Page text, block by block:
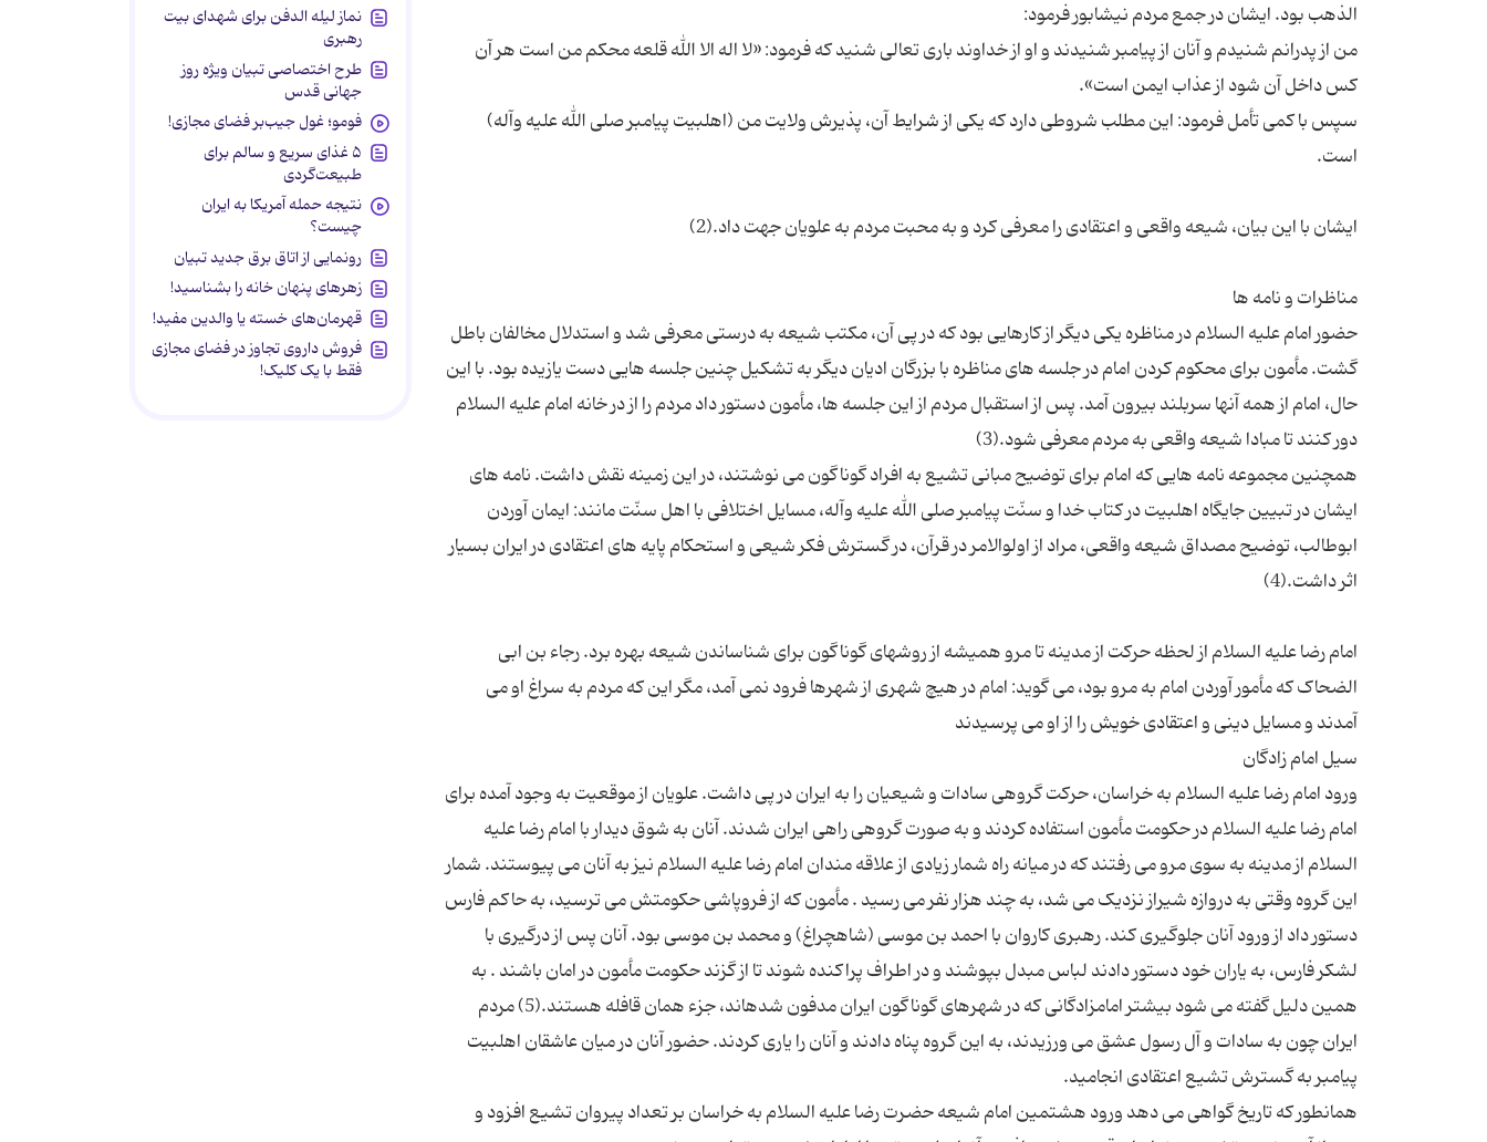
من از پدرانم شنیدم و آنان از پیامبر شنیدند و او از خداوند باری تعالی شنید که فرمود: «لا اله الا الله قلعه محکم من است هر آن
سپس با کمی تأمل فرمود: این مطلب شروطی دارد که یکی از شرایط آن، پذیرش ولایت من (اهلبیت پیامبر صلی الله علیه وآله)
حضور امام علیه السلام در مناظره یکی دیگر از کارهایی بود که در پی آن، مکتب شیعه به درستی معرفی شد و استدلال مخالفان باطل
گشت. مأمون برای محکوم کردن امام در جلسه های مناظره با بزرگان ادیان دیگر به تشکیل چنین جلسه هایی دست یازیده بود. با این
حال، امام از همه آنها سربلند بیرون آمد. پس از استقبال مردم از این جلسه ها، مأمون دستور داد مردم را از در خانه امام علیه السلام
همچنین مجموعه نامه هایی که امام برای توضیح مبانی تشیع به افراد گوناگون می نوشتند، در این زمینه نقش داشت. نامه های
ایشان در تبیین جایگاه اهلبیت در کتاب خدا و سنّت پیامبر صلی الله علیه وآله، مسایل اختلافی با اهل سنّت مانند: ایمان آوردن
ابوطالب، توضیح مصداق شیعه واقعی، مراد از اولوالامر در قرآن، در گسترش فکر شیعی و استحکام پایه های اعتقادی در ایران بسیار
امام رضا علیه السلام از لحظه حرکت از مدینه تا مرو همیشه از روشهای گوناگون برای شناساندن شیعه بهره برد. رجاء بن ابی
الضحاک که مأمور آوردن امام به مرو بود، می گوید: امام در هیچ شهری از شهرها فرود نمی آمد، مگر این که مردم به سراغ او می
ورود امام رضا علیه السلام به خراسان، حرکت گروهی سادات و شیعیان را به ایران در پی داشت. علویان از موقعیت به وجود آمده برای
امام رضا علیه السلام در حکومت مأمون استفاده کردند و به صورت گروهی راهی ایران شدند. آنان به شوق دیدار با امام رضا علیه
السلام از مدینه به سوی مرو می رفتند که در میانه راه شمار زیادی از علاقه مندان امام رضا علیه السلام نیز به آنان می پیوستند. شمار
این گروه وقتی به دروازه شیراز نزدیک می شد، به چند هزار نفر می رسید . مأمون که از فروپاشی حکومتش می ترسید، به حاکم فارس
دستور داد از ورود آنان جلوگیری کند. رهبری کاروان با احمد بن موسی (شاهچراغ) و محمد بن موسی بود. آنان پس از درگیری با
لشکر فارس، به یاران خود دستور دادند لباس مبدل بپوشند و در اطراف پراکنده شوند تا از گزند حکومت مأمون در امان باشند . به
همین دلیل گفته می شود بیشتر امامزادگانی که در شهرهای گوناگون ایران مدفون شدهاند، جزء همان قافله هستند.(5) مردم
ایران چون به سادات و آل رسول عشق می ورزیدند، به این گروه پناه دادند و آنان را یاری کردند. حضور آنان در میان عاشقان اهلبیت
همانطور که تاریخ گواهی می دهد ورود هشتمین امام شیعه حضرت رضا علیه السلام به خراسان بر تعداد پیروان تشیع افزود و
نماز لیله الدفن برای شهدای بیت
رهبری
طرح اختصاصی تبیان ویژه روز
جهانی قدس
فومو؛ غول جیب‌بر فضای مجازی!
۵ غذای سریع و سالم برای
طبیعت‌گردی
نتیجه حمله آمریکا به ایران
چیست؟
رونمایی از اتاق برق جدید تبیان
زهرهای پنهان خانه را بشناسید!
قهرمان‌های خسته یا والدین مفید!
فروش داروی تجاوز در فضای مجازی
فقط با یک کلیک!